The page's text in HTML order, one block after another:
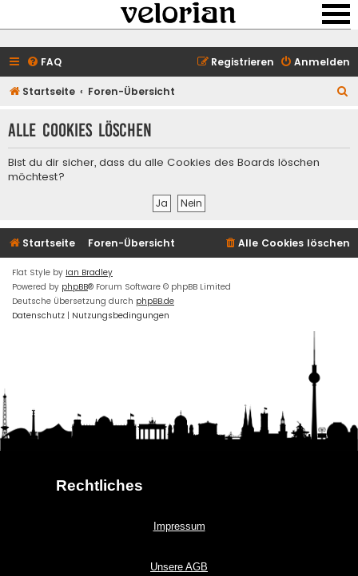
FAQ Anmelden
Registrieren
Startseite Foren-Übersicht
h
Alle Cookies löschen
Bist du dir sicher, dass du alle Cookies des Boards löschen
möchtest?
Startseite Foren-Übersicht Alle Cookies löschen
Flat Style by Ian Bradley
Powered by phpBB® Forum Software © phpBB Limited
Deutsche Übersetzung durch phpBB.de
Datenschutz | Nutzungsbedingungen
Rechtliches
Impressum
Unsere AGB